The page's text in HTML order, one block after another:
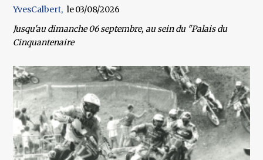
YvesCalbert
03/08/2026
Jusqu'au dimanche 06 septembre, au sein du"Palais du
Cinquantenaire